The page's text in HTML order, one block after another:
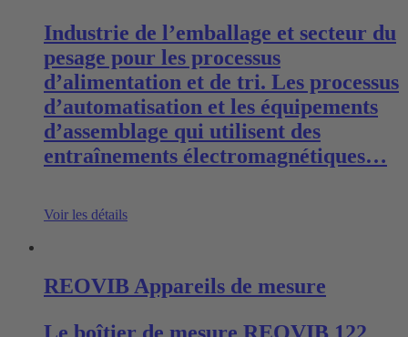
Industrie de l’emballage et secteur du
pesage pour les processus
d’alimentation et de tri. Les processus
d’automatisation et les équipements
d’assemblage qui utilisent des
entraînements électromagnétiques…
Voir les détails
REOVIB Appareils de mesure